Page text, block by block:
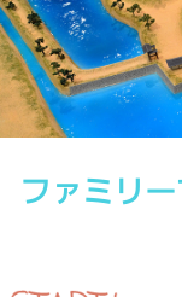
ファミリ